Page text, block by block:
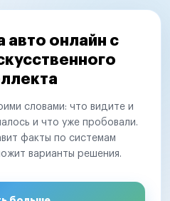
авто онлайн с
словами: что видите и
и что уже пробовали.
факты по системам
варианты решения.